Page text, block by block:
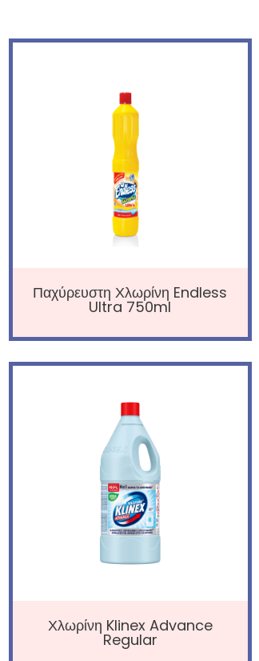
Παχύρευστη Χλωρίνη Endless
Ultra 750ml
Χλωρίνη Klinex Advance
Regular